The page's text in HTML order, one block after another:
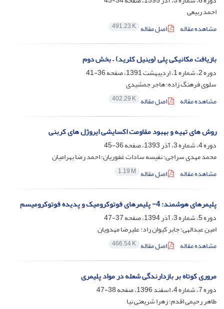
احمد ربیعی
مشاهده مقاله
اصل مقاله 491.23 K
بازیافت مکانیکی پلی (وینیل کلرید) – بخش دوم
دوره 2، شماره 1، اردیبهشت 1391، صفحه
36-41
سلوی فرهنگ زاده؛ هاجر جمشیدی
مشاهده مقاله
اصل مقاله 402.29 K
روش های تهیه و بهبود مقاومت اکسایشی ایروژل های کربنی
دوره 4، شماره 3، آذر 1393، صفحه
36-45
محمد مهدی سراجی؛ نفیسه سادات غفوریان؛ احمد رضا بهرامیان
مشاهده مقاله
اصل مقاله 1.19 M
پلیمرهای هوشمند: 4- پلیمرهای فوتوکرومیک و پدیده فوتوکرومیسم
دوره 5، شماره 3، آذر 1394، صفحه
37-47
امین عبدالهی؛ جابر کیوان راد؛ علیرضا مهدویان
مشاهده مقاله
اصل مقاله 466.54 K
مروری کوتاه بر بازدارندگی شعله در مواد پلیمری
دوره 7، شماره 4، اسفند 1396، صفحه
38-47
طاهر رحیمی اقدم؛ زهرا شریعتی نیا